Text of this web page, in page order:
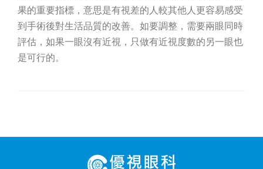
果的重要指標，意思是有視差的人較其他人更容易感受
到手術後對生活品質的改善。如要調整，需要兩眼同時
評估，如果一眼沒有近視，只做有近視度數的另一眼也
是可行的。